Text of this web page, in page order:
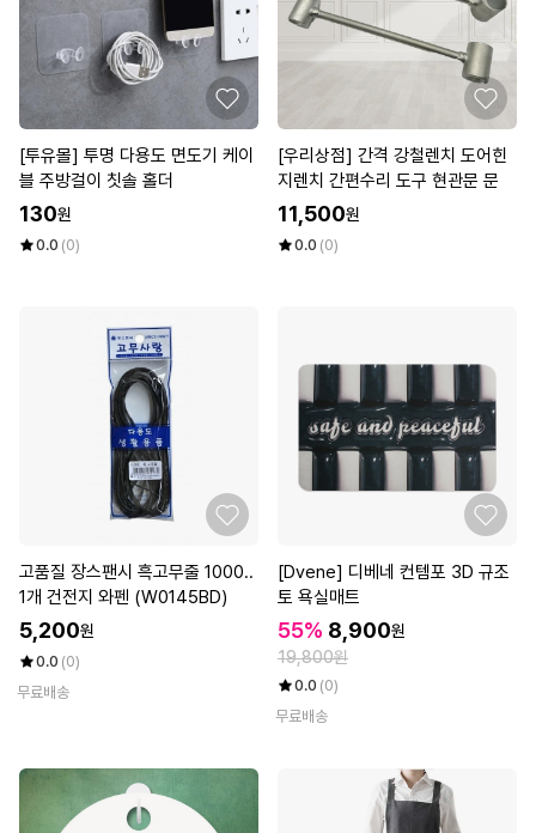
[투유몰] 투명 다용도 면도기 케이
블 주방걸이 칫솔 홀더
130원
0.0 (0)
[우리상점] 간격 강철렌치 도어힌
지렌치 간편수리 도구 현관문 문
11,500원
0.0 (0)
고품질 장스팬시 흑고무줄 1000..
1개 건전지 와펜 (W0145BD)
5,200원
0.0 (0)
무료배송
[Dvene] 디베네 컨템포 3D 규조
토 욕실매트
55% 8,900원
19,800원
0.0 (0)
무료배송